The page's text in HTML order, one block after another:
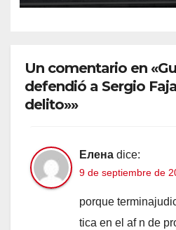
por el caso
Un comentario en
defendió a Sergio
delito»»
Елена dice:
9 de septiembre de
porque
tica en el af n de